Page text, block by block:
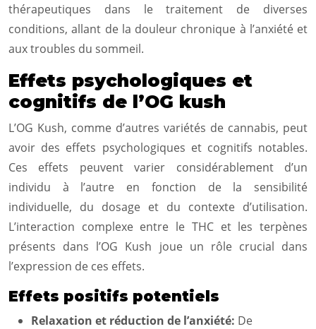
thérapeutiques dans le traitement de diverses
conditions, allant de la douleur chronique à l’anxiété et
aux troubles du sommeil.
Effets psychologiques et
cognitifs de l’OG kush
L’OG Kush, comme d’autres variétés de cannabis, peut
avoir des effets psychologiques et cognitifs notables.
Ces effets peuvent varier considérablement d’un
individu à l’autre en fonction de la sensibilité
individuelle, du dosage et du contexte d’utilisation.
L’interaction complexe entre le THC et les terpènes
présents dans l’OG Kush joue un rôle crucial dans
l’expression de ces effets.
Effets positifs potentiels
Relaxation et réduction de l’anxiété: De